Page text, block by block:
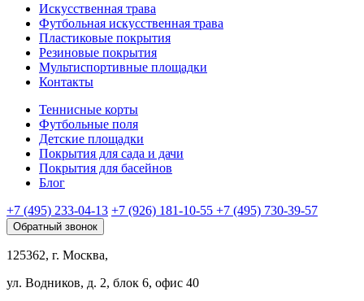
Искусственная трава
Футбольная искусственная трава
Пластиковые покрытия
Резиновые покрытия
Мультиспортивные площадки
Контакты
Теннисные корты
Футбольные поля
Детские площадки
Покрытия для сада и дачи
Покрытия для басейнов
Блог
+7 (495) 233-04-13 +7 (926) 181-10-55 +7 (495) 730-39-57
Обратный звонок
125362, г. Москва,
ул. Водников, д. 2, блок 6, офис 40